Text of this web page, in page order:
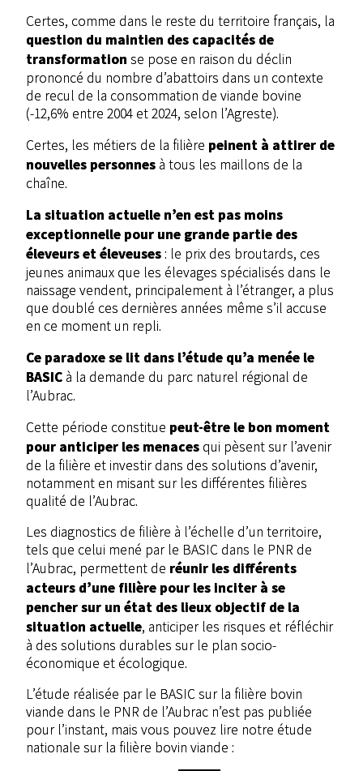
Certes, comme dans le reste du territoire français, la
question du maintien des capacités de
transformation se pose en raison du déclin
prononcé du nombre d’abattoirs dans un contexte
de recul de la consommation de viande bovine
(-12,6% entre 2004 et 2024, selon l’Agreste).
Certes, les métiers de la filière peinent à attirer de
nouvelles personnes à tous les maillons de la
chaîne.
La situation actuelle n’en est pas moins
exceptionnelle pour une grande partie des
éleveurs et éleveuses: le prix des broutards, ces
jeunes animaux que les élevages spécialisés dans le
naissage vendent, principalement à l’étranger, a plus
que doublé ces dernières années même s’il accuse
en ce moment un repli.
Ce paradoxe se lit dans l’étude qu’a menée le
BASIC à la demande du parc naturel régional de
l’Aubrac.
Cette période constitue peut-être le bon moment
pour anticiper les menaces qui pèsent sur l’avenir
de la filière et investir dans des solutions d’avenir,
notamment en misant sur les différentes filières
qualité de l’Aubrac.
Les diagnostics de filière à l’échelle d’un territoire,
tels que celui mené par le BASIC dans le PNR de
l’Aubrac, permettent de réunir les différents
acteurs d’une filière pour les inciter à se
pencher sur un état des lieux objectif de la
situation actuelle, anticiper les risques et réfléchir
à des solutions durables sur le plan socio-
économique et écologique.
L’étude réalisée par le BASIC sur la filière bovin
viande dans le PNR de l’Aubrac n’est pas publiée
pour l’instant, mais vous pouvez lire notre étude
nationale sur la filière bovin viande :